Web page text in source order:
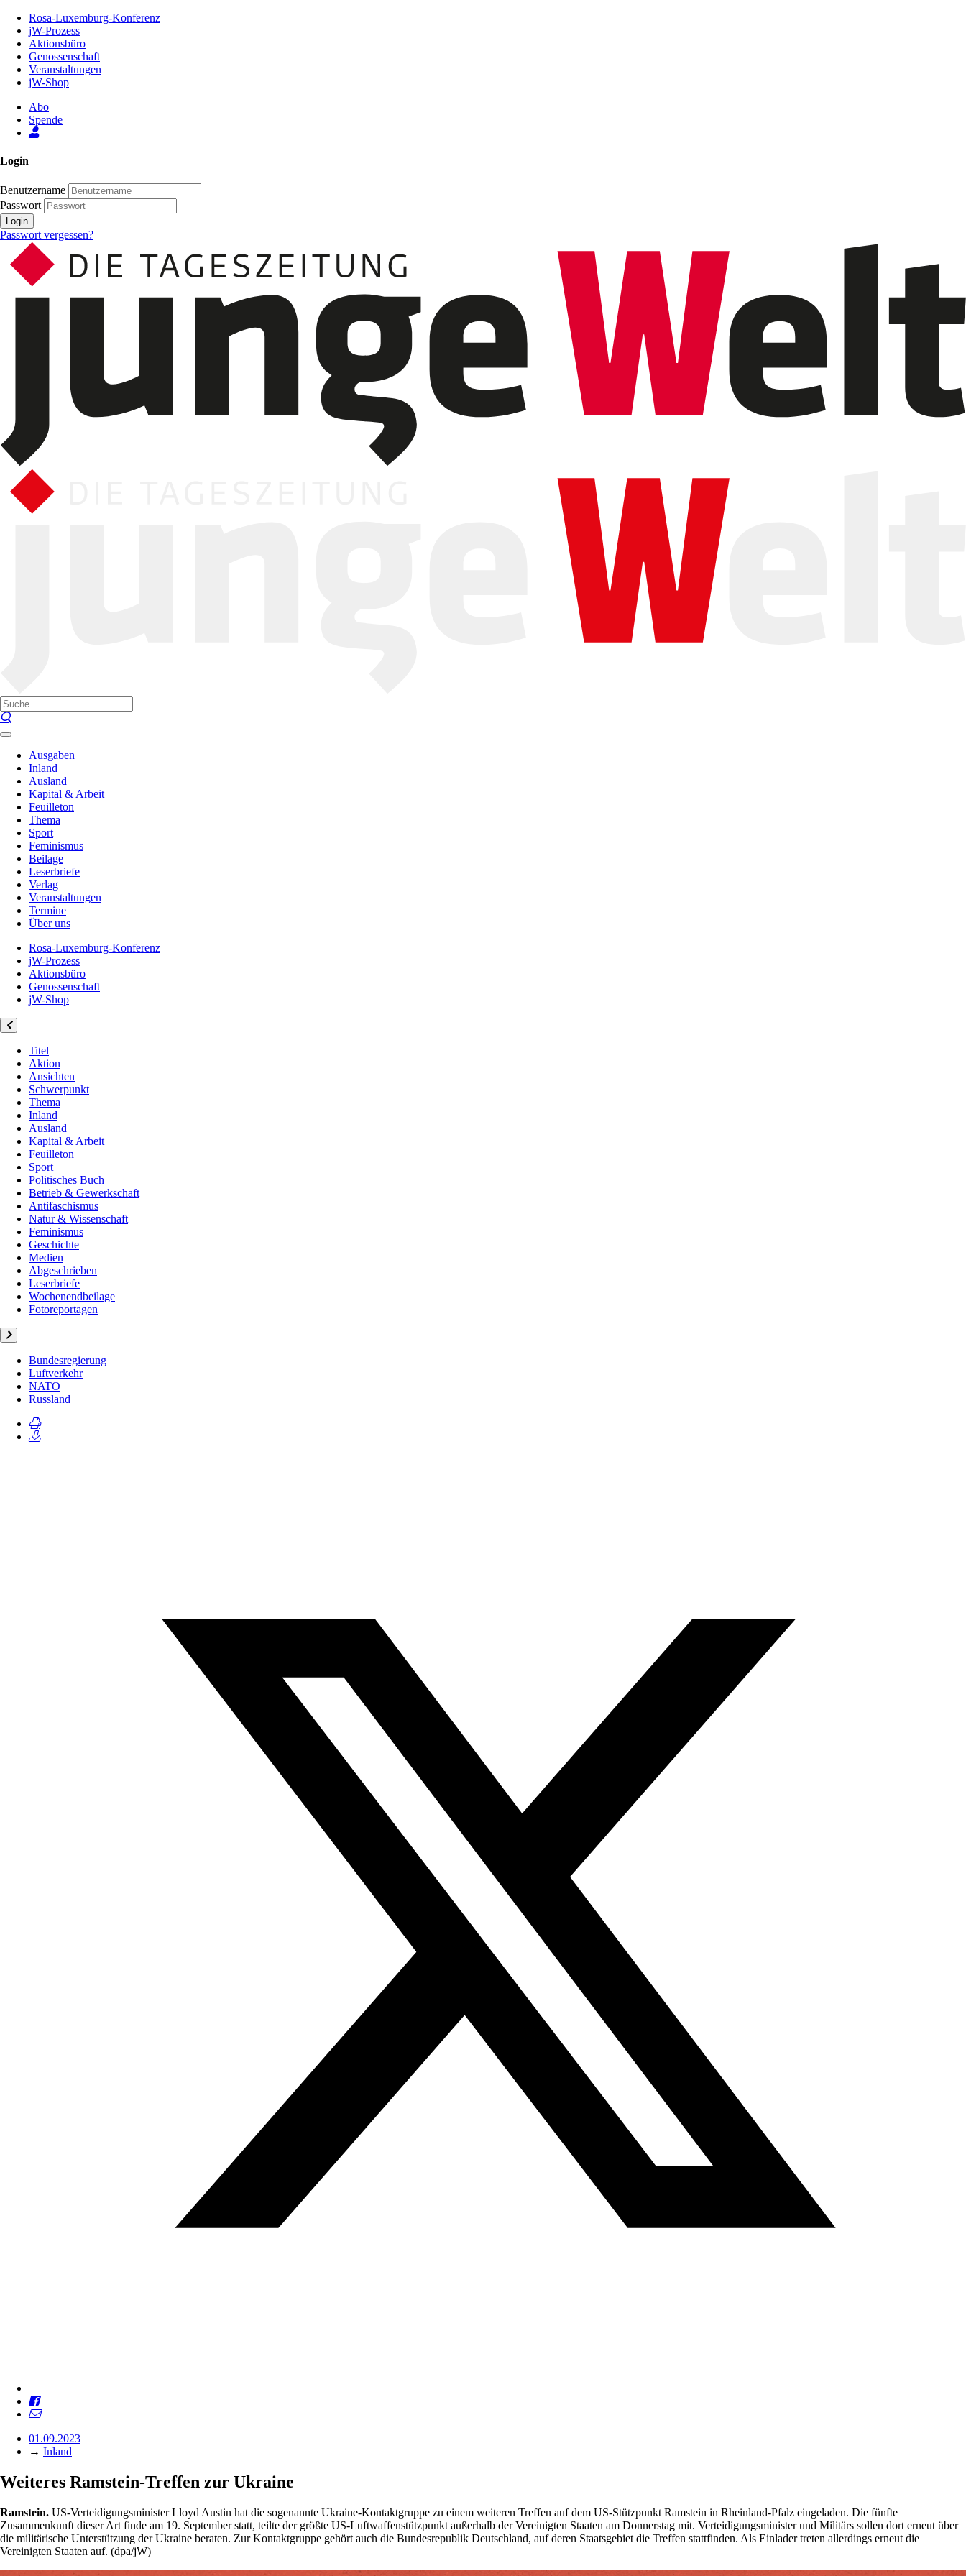
Inhalt
Seite
Rosa-Luxemburg-Konferenz
jW-Prozess
Aktionsbüro
Genossenschaft
Veranstaltungen
jW-Shop
Abo
Spende
Login
Benutzername
Passwort
Login
Passwort vergessen?
Ausgaben
Inland
Ausland
Kapital & Arbeit
Feuilleton
Thema
Sport
Feminismus
Beilage
Leserbriefe
Verlag
Veranstaltungen
Termine
Über uns
Rosa-Luxemburg-Konferenz
jW-Prozess
Aktionsbüro
Genossenschaft
jW-Shop
Titel
Aktion
Ansichten
Schwerpunkt
Thema
Inland
Ausland
Kapital & Arbeit
Feuilleton
Sport
Politisches Buch
Betrieb & Gewerkschaft
Antifaschismus
Natur & Wissenschaft
Feminismus
Geschichte
Medien
Abgeschrieben
Leserbriefe
Wochenendbeilage
Fotoreportagen
Bundesregierung
Luftverkehr
NATO
Russland
01.09.2023
→ Inland
Weiteres Ramstein-Treffen zur Ukraine
Ramstein. US-Verteidigungsminister Lloyd Austin hat die sogenannte Ukraine-Kontaktgruppe zu einem weiteren Treffen auf dem US-Stützpunkt Ramstein in Rheinland-Pfalz eingeladen. Die fünfte
Zusammenkunft dieser Art finde am 19. September statt, teilte der größte US-Luftwaffenstützpunkt außerhalb der Vereinigten Staaten am Donnerstag mit. Verteidigungsminister und Militärs sollen dort erneut über
die militärische Unterstützung der Ukraine beraten. Zur Kontaktgruppe gehört auch die Bundesrepublik Deutschland, auf deren Staatsgebiet die Treffen stattfinden. Als Einlader treten allerdings erneut die
Vereinigten Staaten auf. (dpa/jW)